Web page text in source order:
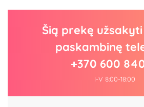
Šią prekę
paskambinę
+370 600
I-V 8:00-18:00